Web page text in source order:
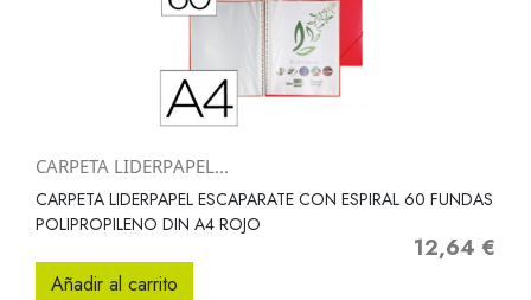
CARPETA LIDERPAPEL...
CARPETA LIDERPAPEL ESCAPARATE CON ESPIRAL 60 FUNDAS
POLIPROPILENO DIN A4 ROJO
Precio
12,64 €
Añadir al carrito